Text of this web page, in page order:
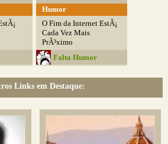
Humor
O Fim da Internet EstÃ¡
Cada Vez Mais
PrÃ³ximo
Falta Humor
Links em Destaque: